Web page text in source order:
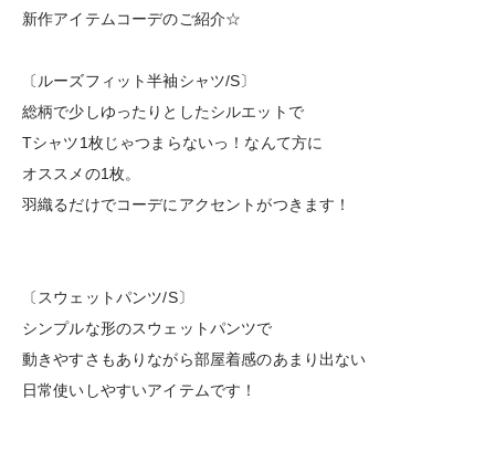
新作アイテムコーデのご紹介☆
〔ルーズフィット半袖シャツ/S〕
総柄で少しゆったりとしたシルエットで
Tシャツ1枚じゃつまらないっ！なんて方に
オススメの1枚。
羽織るだけでコーデにアクセントがつきます！
〔スウェットパンツ/S〕
シンプルな形のスウェットパンツで
動きやすさもありながら部屋着感のあまり出ない
日常使いしやすいアイテムです！